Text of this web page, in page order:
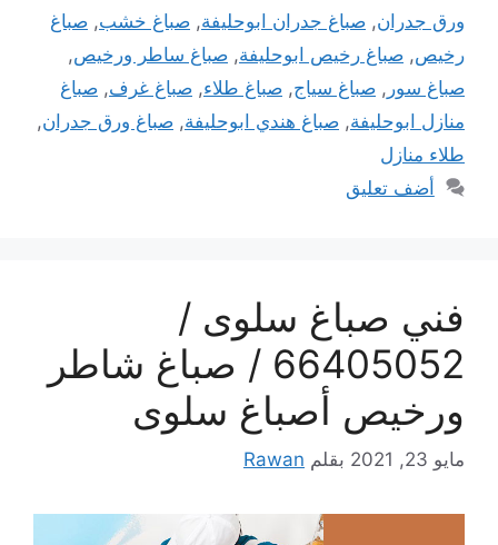
ورق جدران, صباغ جدران ابوحليفة, صباغ خشب, صباغ
رخيص, صباغ رخيص ابوحليفة, صباغ ساطر ورخيص,
صباغ سور , صباغ سياج, صباغ طلاء, صباغ غرف, صباغ
منازل ابوحليفة, صباغ هندي ابوحليفة, صباغ ورق جدران,
طلاء منازل
أضف تعليق
فني صباغ سلوى /
66405052 / صباغ شاطر
ورخيص أصباغ سلوى
مايو 23, 2021 بقلم Rawan